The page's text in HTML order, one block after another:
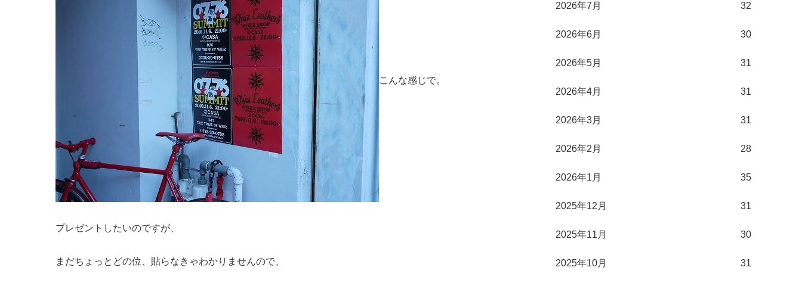
こんな感じで。
プレゼントしたいのですが、
まだちょっとどの位、貼らなきゃわかりませんので、
2026年7月 32
2026年6月 30
2026年5月 31
2026年4月 31
2026年3月 31
2026年2月 28
2026年1月 35
2025年12月 31
2025年11月 30
2025年10月 31